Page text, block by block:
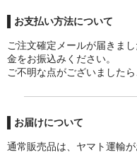
お支払い方法について
ご注文確定メールが届きま
金をお振込みください。
ご不明な点がございましたら
お届けについて
通常販売品は、ヤマト運輸が